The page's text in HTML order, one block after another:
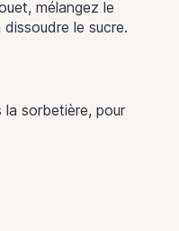
mélangez le
dissoudre le sucre.
la sorbetière, pour